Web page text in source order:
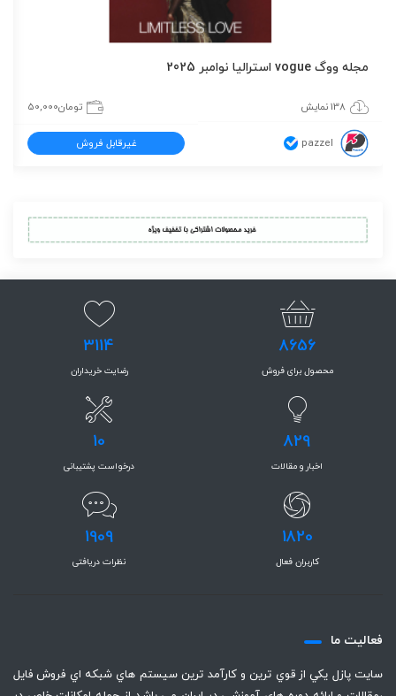
مجله ووگ vogue استرالیا نوامبر 2025
138 نمایش تومان50,000
pazzel غیرقابل فروش
8656
محصول برای فروش
3114
رضایت خریداران
829
اخبار و مقالات
10
درخواست پشتیبانی
1820
کاربران فعال
1909
نظرات دریافتی
فعاليت ما
سايت پازل يكي از قوي ترين و كارآمد ترين سيستم هاي شبكه اي فروش فايل